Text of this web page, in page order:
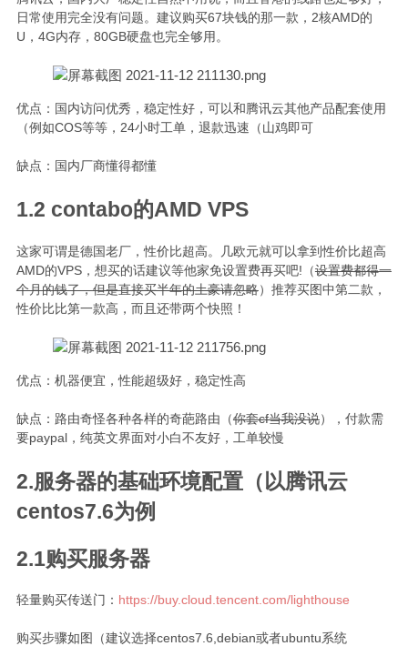
日常使用完全没有问题。建议购买67块钱的那一款，2核AMD的
U，4G内存，80GB硬盘也完全够用。
优点：国内访问优秀，稳定性好，可以和腾讯云其他产品配套使用
（例如COS等等，24小时工单，退款迅速（山鸡即可
缺点：国内厂商懂得都懂
1.2 contabo的AMD VPS
这家可谓是德国老厂，性价比超高。几欧元就可以拿到性价比超高
AMD的VPS，想买的话建议等他家免设置费再买吧!（设置费都得一
个月的钱了，但是直接买半年的土豪请忽略）推荐买图中第二款，
性价比比第一款高，而且还带两个快照！
优点：机器便宜，性能超级好，稳定性高
缺点：路由奇怪各种各样的奇葩路由（你套cf当我没说），付款需
要paypal，纯英文界面对小白不友好，工单较慢
2.服务器的基础环境配置（以腾讯云
centos7.6为例
2.1购买服务器
轻量购买传送门： https://buy.cloud.tencent.com/lighthouse
购买步骤如图（建议选择centos7.6,debian或者ubuntu系统